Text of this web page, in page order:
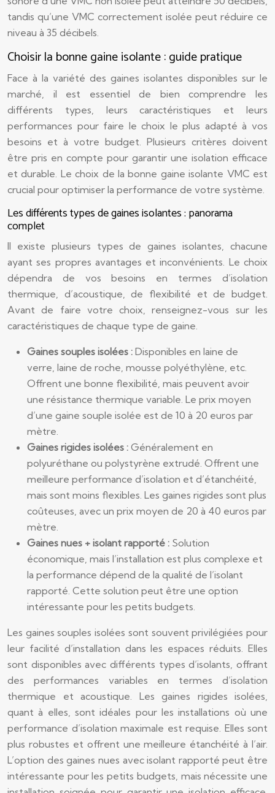
tandis qu’une VMC correctement isolée peut réduire ce
niveau à 35 décibels.
Choisir la bonne gaine isolante : guide pratique
Face à la variété des gaines isolantes disponibles sur le
marché, il est essentiel de bien comprendre les
différents types, leurs caractéristiques et leurs
performances pour faire le choix le plus adapté à vos
besoins et à votre budget. Plusieurs critères doivent
être pris en compte pour garantir une isolation efficace
et durable. Le choix de la bonne gaine isolante VMC est
crucial pour optimiser la performance de votre système.
Les différents types de gaines isolantes : panorama
complet
Il existe plusieurs types de gaines isolantes, chacune
ayant ses propres avantages et inconvénients. Le choix
dépendra de vos besoins en termes d’isolation
thermique, d’acoustique, de flexibilité et de budget.
Avant de faire votre choix, renseignez-vous sur les
caractéristiques de chaque type de gaine.
Gaines souples isolées : Disponibles en laine de
verre, laine de roche, mousse polyéthylène, etc.
Offrent une bonne flexibilité, mais peuvent avoir
une résistance thermique variable. Le prix moyen
d’une gaine souple isolée est de 10 à 20 euros par
mètre.
Gaines rigides isolées : Généralement en
polyuréthane ou polystyrène extrudé. Offrent une
meilleure performance d’isolation et d’étanchéité,
mais sont moins flexibles. Les gaines rigides sont plus
coûteuses, avec un prix moyen de 20 à 40 euros par
mètre.
Gaines nues + isolant rapporté : Solution
économique, mais l’installation est plus complexe et
la performance dépend de la qualité de l’isolant
rapporté. Cette solution peut être une option
intéressante pour les petits budgets.
Les gaines souples isolées sont souvent privilégiées pour
leur facilité d’installation dans les espaces réduits. Elles
sont disponibles avec différents types d’isolants, offrant
des performances variables en termes d’isolation
thermique et acoustique. Les gaines rigides isolées,
quant à elles, sont idéales pour les installations où une
performance d’isolation maximale est requise. Elles sont
plus robustes et offrent une meilleure étanchéité à l’air.
L’option des gaines nues avec isolant rapporté peut être
intéressante pour les petits budgets, mais nécessite une